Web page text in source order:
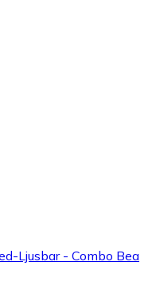
Ljusbar - Combo Bea